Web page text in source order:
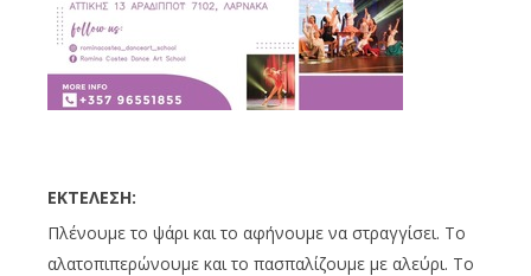
ΕΚΤΕΛΕΣΗ:
Πλένουμε το ψάρι και το αφήνουμε να στραγγίσει. Το
αλατοπιπερώνουμε και το πασπαλίζουμε με αλεύρι. Το